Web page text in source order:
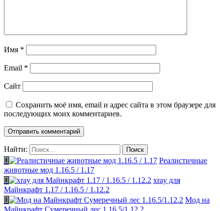
Имя *
Email *
Сайт
Сохранить моё имя, email и адрес сайта в этом браузере для
последующих моих комментариев.
Найти:
Реалистичные
животные мод 1.16.5 / 1.17
xray для
Майнкрафт 1.17 / 1.16.5 / 1.12.2
Мод на
Майнкрафт Сумеречный лес 1.16.5/1.12.2